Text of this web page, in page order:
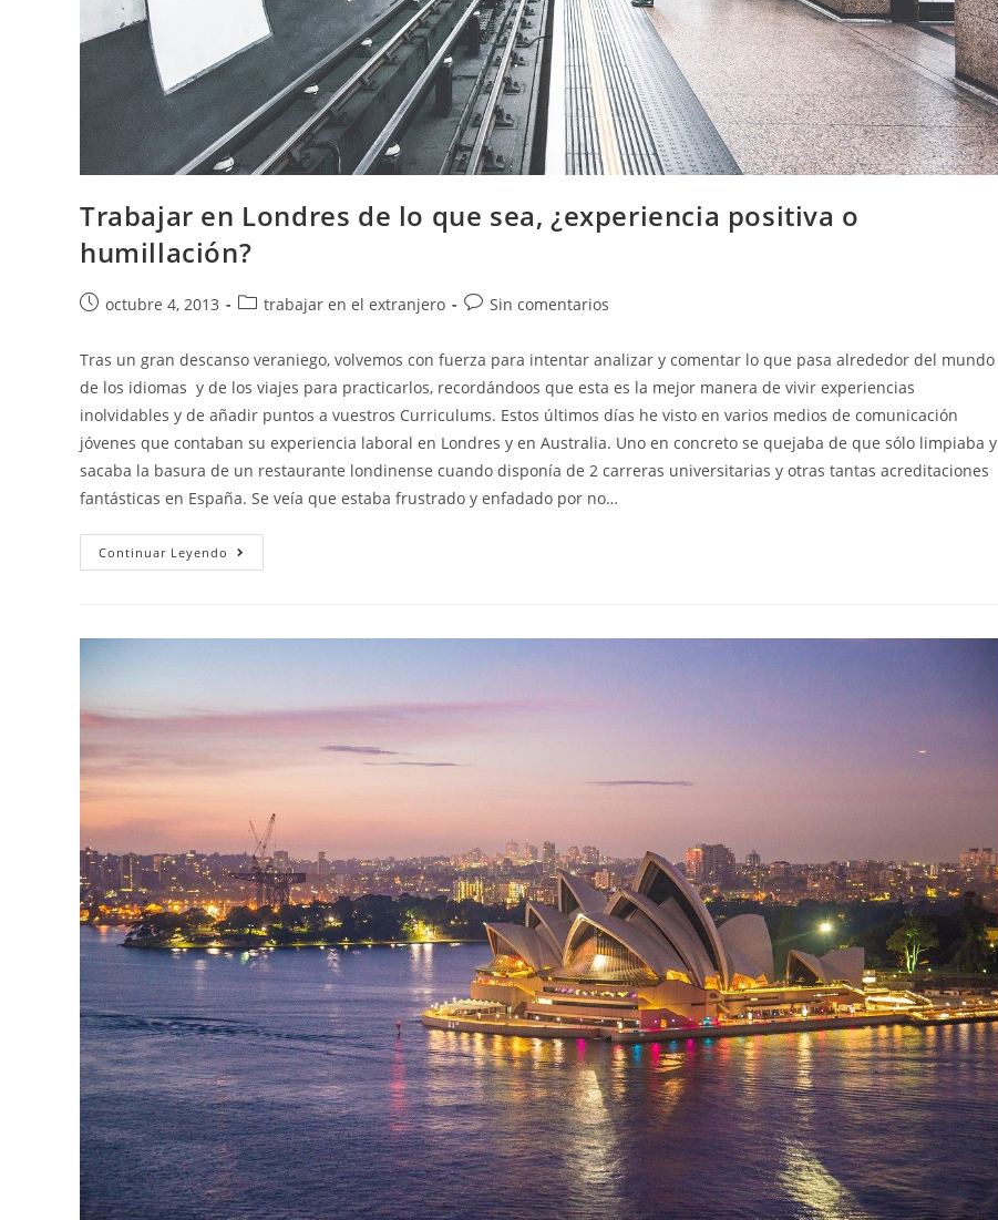
Trabajar en Londres de lo que sea, ¿experiencia positiva o
humillación?
Publicación
la
entrada:
octubre 4, 2013
Categoría
trabajar en el extranjero
Comentarios
entrada:
Sin comentarios
Tras un gran descanso veraniego, volvemos con fuerza para intentar analizar y comentar lo que pasa alrededor del mundo
de los idiomas y de los viajes para practicarlos, recordándoos que esta es la mejor manera de vivir experiencias
inolvidables y de añadir puntos a vuestros Curriculums. Estos últimos días he visto en varios medios de comunicación
jóvenes que contaban su experiencia laboral en Londres y en Australia. Uno en concreto se quejaba de que sólo limpiaba y
sacaba la basura de un restaurante londinense cuando disponía de 2 carreras universitarias y otras tantas acreditaciones
fantásticas en España. Se veía que estaba frustrado y enfadado por no…
Continuar Leyendo Trabajar
En
Humillación?